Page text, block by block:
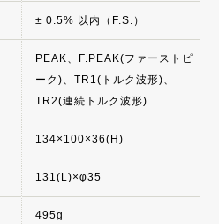
± 0.5% 以内（F.S.）
PEAK、F.PEAK(ファーストピ
ーク)、TR1(トルク波形)、
TR2(連続トルク波形)
134×100×36(H)
131(L)×φ35
495g